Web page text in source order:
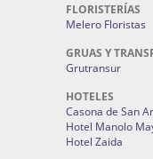
FLORISTERÍAS
Melero Floristas
GRUAS Y
Grutransur
HOTELES
Casona de San
Hotel Manolo
Hotel Zaida